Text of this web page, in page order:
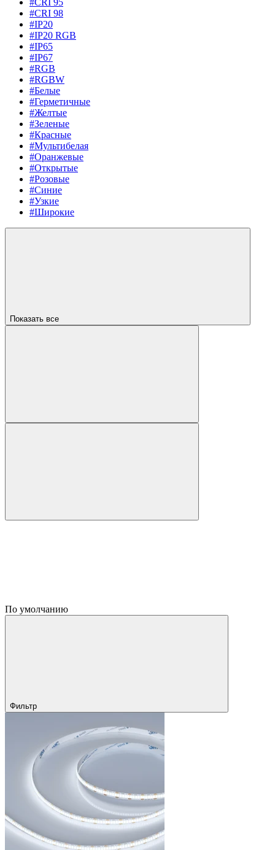
#CRI 98
#IP20
#IP20 RGB
#IP65
#IP67
#RGB
#RGBW
#Белые
#Герметичные
#Желтые
#Зеленые
#Красные
#Мультибелая
#Оранжевые
#Открытые
#Розовые
#Синие
#Узкие
#Широкие
Показать все
По умолчанию
Фильтр